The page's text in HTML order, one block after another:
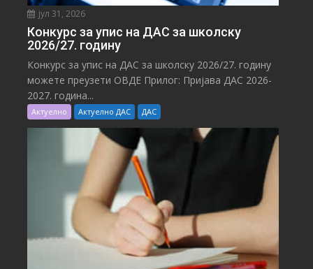
јул 31, 2026
Конкурс за упис на ДАС за школску
2026/27. годину
Конкурс за упис на ДАС за школску 2026/27. годину
можете преузети ОВДЕ Прилог: Пријава ДАС 2026-
2027. година...
Актуелно Актуелно ДАС ДАС